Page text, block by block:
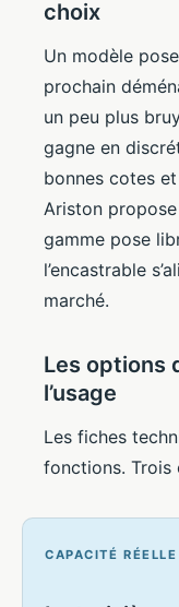
choix
Un modèle
prochain
un peu plus
gagne en
bonnes cotes
Ariston
gamme pose
l’encastrable
marché.
Les options
l’usage
Les fiches
fonctions. Trois
CAPACITÉ RÉELLE